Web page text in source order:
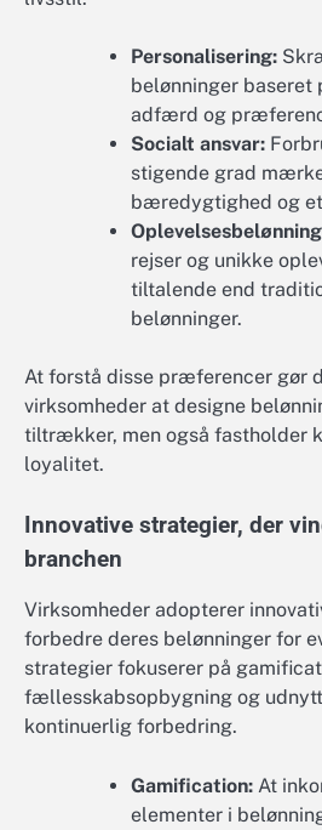
Personalisering:
belønninger baseret
adfærd og
Socialt ansvar:
stigende grad
bæredygtighed og
rejser og unikke
tiltalende end
belønninger.
At forstå disse præferencer gør
virksomheder at designe
tiltrækker, men også fastholder
loyalitet.
Innovative strategier, der
branchen
Virksomheder adopterer
forbedre deres belønninger for
strategier fokuserer på
fællesskabsopbygning og
kontinuerlig forbedring.
Gamification: At
elementer i